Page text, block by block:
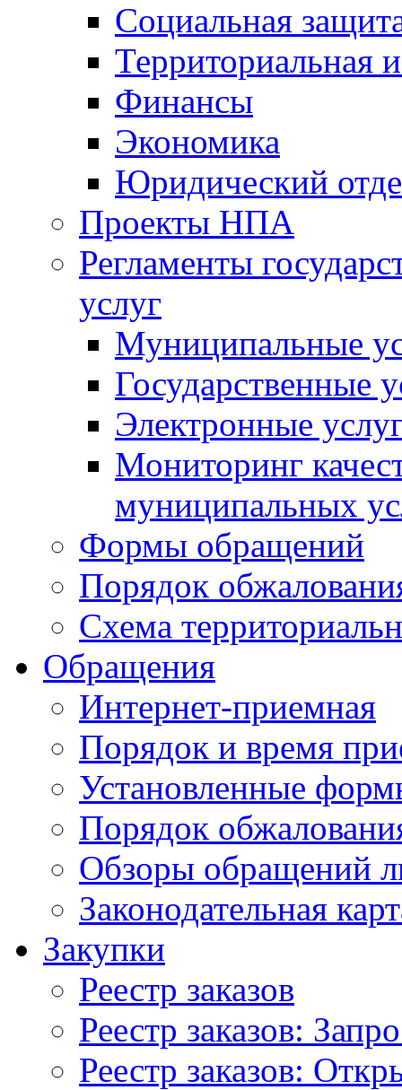
Социальная
Территориальная
Финансы
Экономика
Юридический
Проекты НПА
Регламенты
услуг
Муниципальные
Государственные
Электронные
Мониторинг
муниципальных
Формы обращений
Порядок
Схема
Обращения
Интернет-приемная
Порядок и время
Установленные
Порядок
Обзоры обращений
Законодательная
Закупки
Реестр заказов
Реестр заказов:
Реестр заказов: